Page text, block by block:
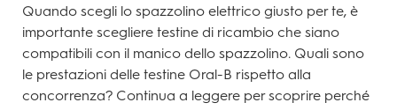
Quando scegli lo spazzolino elettrico giusto per te, è
importante scegliere testine di ricambio che siano
compatibili con il manico dello spazzolino. Quali sono
le prestazioni delle testine Oral-B rispetto alla
concorrenza? Continua a leggere per scoprire perché